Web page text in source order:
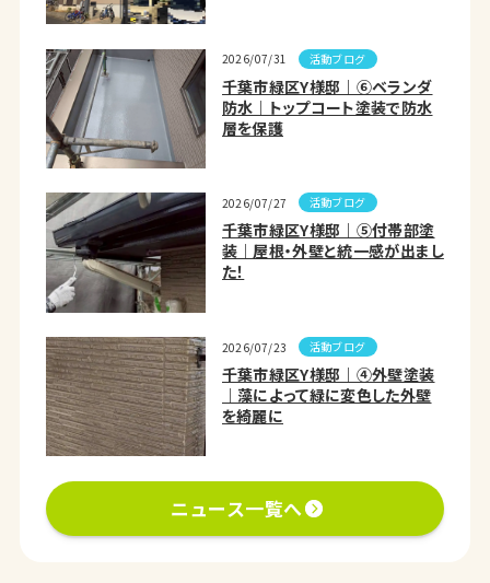
2026/07/31 活動ブログ
千葉市緑区Y様邸｜⑥ベランダ
防水｜トップコート塗装で防水
層を保護
2026/07/27 活動ブログ
千葉市緑区Y様邸｜⑤付帯部塗
装｜屋根・外壁と統一感が出まし
た！
2026/07/23 活動ブログ
千葉市緑区Y様邸｜④外壁塗装
｜藻によって緑に変色した外壁
を綺麗に
ニュース一覧へ